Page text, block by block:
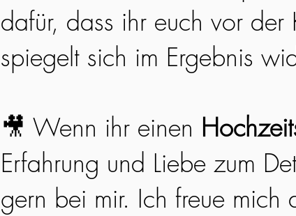
dafür, dass ihr euch vor
spiegelt sich im Ergebnis
🎥 Wenn ihr einen
Erfahrung und Liebe zum
gern bei mir. Ich freue mich